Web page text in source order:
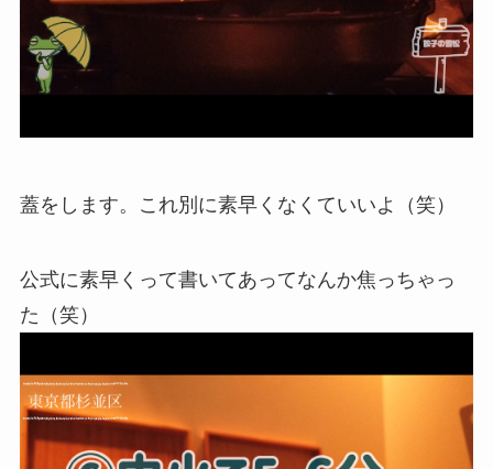
蓋をします。これ別に素早くなくていいよ（笑）
公式に素早くって書いてあってなんか焦っちゃっ
た（笑）